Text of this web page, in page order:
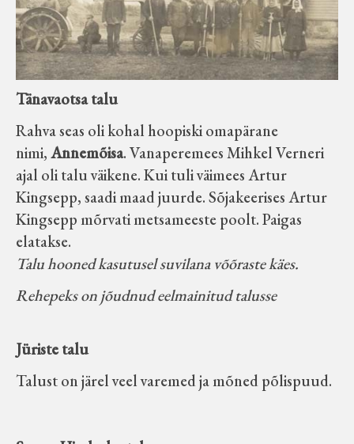
Tänavaotsa talu
Rahva seas oli kohal hoopiski omapärane
nimi,Annemõisa. Vanaperemees Mihkel Verneri
ajal oli talu väikene. Kui tuli väimees Artur
Kingsepp, saadi maad juurde. Sõjakeerises Artur
Kingsepp mõrvati metsameeste poolt. Paigas
elatakse.
Talu hooned kasutusel suvilana võõraste käes.
Rehepeks on jõudnud eelmainitud talusse
Jüriste talu
Talust on järel veel varemed ja mõned põlispuud.